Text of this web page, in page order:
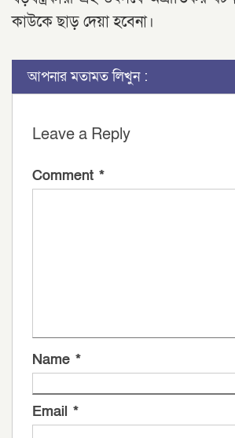
কাউকে ছাড় দেয়া হবেনা।
আপনার মতামত লিখুন :
Leave a Reply
Comment *
Name *
Email *